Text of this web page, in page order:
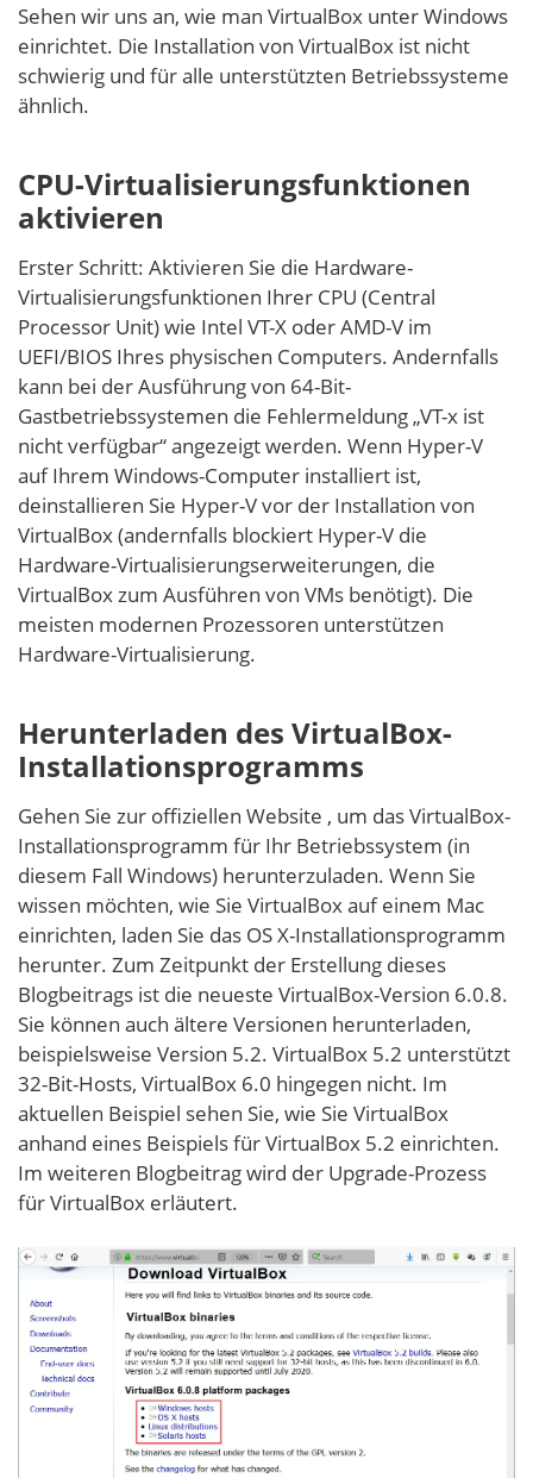
Sehen wir uns an, wie man VirtualBox unter Windows
einrichtet. Die Installation von VirtualBox ist nicht
schwierig und für alle unterstützten Betriebssysteme
ähnlich.
CPU-Virtualisierungsfunktionen
aktivieren
Erster Schritt: Aktivieren Sie die Hardware-
Virtualisierungsfunktionen Ihrer CPU (Central
Processor Unit) wie Intel VT-X oder AMD-V im
UEFI/BIOS Ihres physischen Computers. Andernfalls
kann bei der Ausführung von 64-Bit-
Gastbetriebssystemen die Fehlermeldung „VT-x ist
nicht verfügbar“ angezeigt werden. Wenn Hyper-V
auf Ihrem Windows-Computer installiert ist,
deinstallieren Sie Hyper-V vor der Installation von
VirtualBox (andernfalls blockiert Hyper-V die
Hardware-Virtualisierungserweiterungen, die
VirtualBox zum Ausführen von VMs benötigt). Die
meisten modernen Prozessoren unterstützen
Hardware-Virtualisierung.
Herunterladen des VirtualBox-
Installationsprogramms
Gehen Sie zur offiziellen Website , um das VirtualBox-
Installationsprogramm für Ihr Betriebssystem (in
diesem Fall Windows) herunterzuladen. Wenn Sie
wissen möchten, wie Sie VirtualBox auf einem Mac
einrichten, laden Sie das OS X-Installationsprogramm
herunter. Zum Zeitpunkt der Erstellung dieses
Blogbeitrags ist die neueste VirtualBox-Version 6.0.8.
Sie können auch ältere Versionen herunterladen,
beispielsweise Version 5.2. VirtualBox 5.2 unterstützt
32-Bit-Hosts, VirtualBox 6.0 hingegen nicht. Im
aktuellen Beispiel sehen Sie, wie Sie VirtualBox
anhand eines Beispiels für VirtualBox 5.2 einrichten.
Im weiteren Blogbeitrag wird der Upgrade-Prozess
für VirtualBox erläutert.